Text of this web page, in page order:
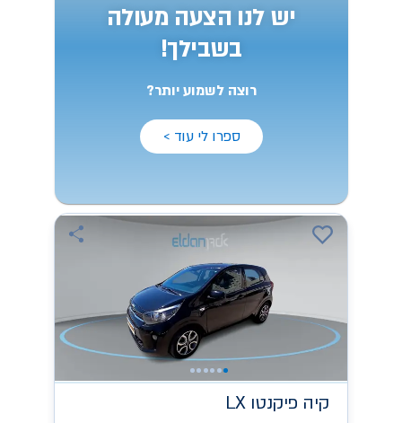
יש לנו הצעה מעולה
בשבילך!
רוצה לשמוע יותר?
ספרו לי עוד >
קיה פיקנטו LX